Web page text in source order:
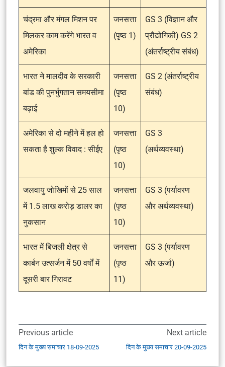
चंद्रमा और मंगल मिशन पर
मिलकर काम करेंगे भारत व
अमेरिका
जनसत्ता
(पृष्ठ 1)
GS 3 (विज्ञान और
प्रौद्योगिकी) GS 2
(अंतर्राष्ट्रीय संबंध)
भारत ने मालदीव के सरकारी
बांड की पुनर्भुगतान समयसीमा
बढ़ाई
जनसत्ता
(पृष्ठ
10)
GS 2 (अंतर्राष्ट्रीय
संबंध)
अमेरिका से दो महीने में हल हो
सकता है शुल्क विवाद : सीईए
जनसत्ता
(पृष्ठ
10)
GS 3
(अर्थव्यवस्था)
जलवायु जोखिमों से 25 साल
में 1.5 लाख करोड़ डालर का
नुकसान
जनसत्ता
(पृष्ठ
10)
GS 3 (पर्यावरण
और अर्थव्यवस्था)
भारत में बिजली क्षेत्र से
कार्बन उत्सर्जन में 50 वर्षों में
दूसरी बार गिरावट
जनसत्ता
(पृष्ठ
11)
GS 3 (पर्यावरण
और ऊर्जा)
Previous article
दिन के मुख्य समाचार 18-09-2025
Next article
दिन के मुख्य समाचार 20-09-2025